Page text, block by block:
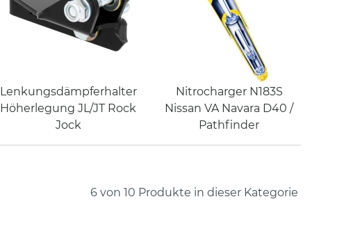
Lenkungsdämpferhalter
Höherlegung JL/JT Rock
Jock
Nitrocharger N183S
Nissan VA Navara D40 /
Pathfinder
6 von 10 Produkte in dieser Kategorie